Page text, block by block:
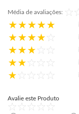
Média de avaliações:
Avalie este Produto